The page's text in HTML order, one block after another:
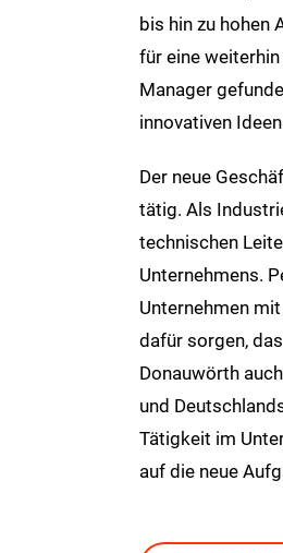
bis hin zu hohen
für eine
Manager
innovativen
Der neue
tätig. Als
technischen
Unternehmens.
Unternehmen
dafür sorgen,
Donauwörth
und
Tätigkeit im
auf die neue